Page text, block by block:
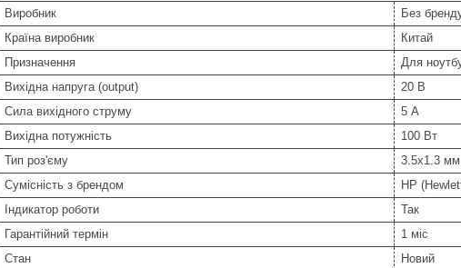
Виробник
Без
Країна виробник
Китай
Призначення
Для
Вихідна напруга (output)
20 В
Сила вихідного струму
5 А
Вихідна потужність
100 Вт
Тип роз'єму
3.5х1.3 мм
Сумісність з брендом
HP
Індикатор роботи
Так
Гарантійний термін
1 міс
Стан
Новий